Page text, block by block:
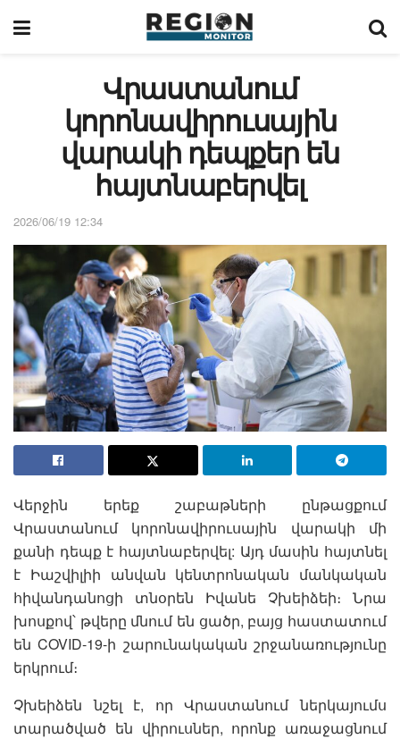
Վրաստանում
կորոնավիրուսային
վարակի դեպքեր են
հայտնաբերվել
2026/06/19 12:34
Վերջին երեք շաբաթների ընթացքում
Վրաստանում կորոնավիրուսային վարակի մի
քանի դեպք է հայտնաբերվել: Այդ մասին հայտնել
է Իաշվիլիի անվան կենտրոնական մանկական
հիվանդանոցի տնօրեն Իվանե Չխեիձեի։ Նրա
խոսքով՝ թվերը մնում են ցածր, բայց հաստատում
են COVID-19-ի շարունակական շրջանառությունը
երկրում։
Չխեիձեն նշել է, որ Վրաստանում ներկայումս
տարածված են վիրուսներ, որոնք առաջացնում